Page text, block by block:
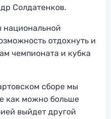
Солдатенков.
отдохнуть и
чемпионата и кубка
сборе мы
как можно больше
выйдет другой